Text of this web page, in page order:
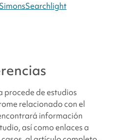
Searchlight
procede de estudios
relacionado con el
información
así como enlaces a